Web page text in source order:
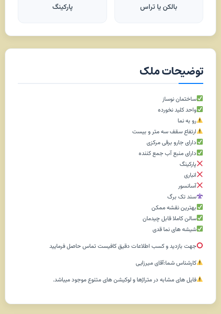
بالکن یا تراس پارکینگ
توضیحات ملک
ساختمان نوساز
واحد کلید نخورده
رو به نما
ارتفاع سقف سه متر و بیست
دارای جارو برقی مرکزی
دارای منبع آب جمع کننده
پارکینگ
انباری
آسانسور
سند تک برگ
بهترین نقشه ممکن
سالن کاملا قابل چیدمان
شیشه های نما قدی
جهت بازدید و کسب اطلاعات دقیق کافیست تماس حاصل فرمایید
کارشناس شما:آقای میرزایی
فایل های مشابه در متراژها و لوکیشن های متنوع موجود میباشد.